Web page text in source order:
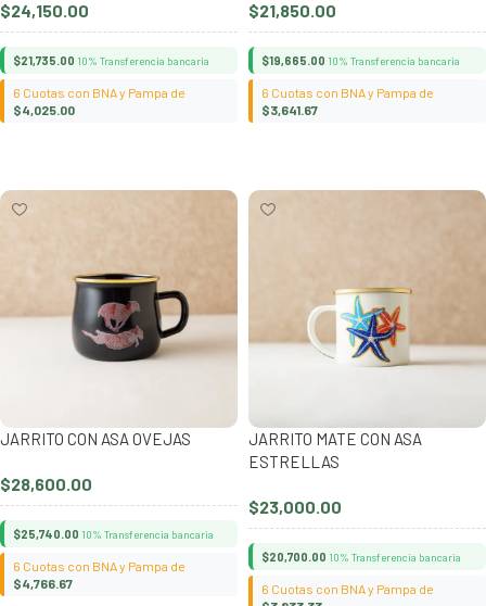
$24,150.00
$21,735.00 10% Transferencia bancaria
6 Cuotas con BNA y Pampa de
$4,025.00
$21,850.00
$19,665.00 10% Transferencia bancaria
6 Cuotas con BNA y Pampa de
$3,641.67
JARRITO CON ASA OVEJAS
$28,600.00
$25,740.00 10% Transferencia bancaria
6 Cuotas con BNA y Pampa de
$4,766.67
JARRITO MATE CON ASA
ESTRELLAS
$23,000.00
$20,700.00 10% Transferencia bancaria
6 Cuotas con BNA y Pampa de